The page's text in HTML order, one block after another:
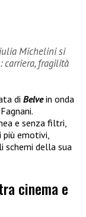
Michelini si
carriera, fragilità
di Belve in onda
e senza filtri,
emotivi,
della sua
cinema e